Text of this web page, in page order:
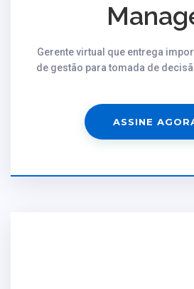
Gerente virtual que entrega
de gestão para tomada de
ASSINE